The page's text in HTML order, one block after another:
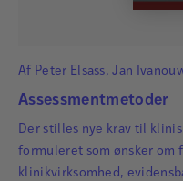
Af Peter Elsass,Jan
Poulsen
Bent Rosenbaum
Assessmentmetoder
Der stilles nye krav til
formuleret som ønsker om
klinikvirksomhed,